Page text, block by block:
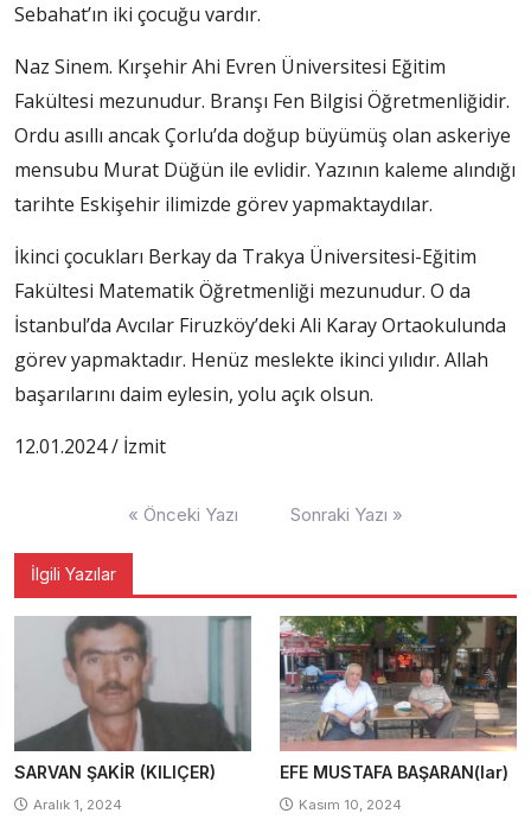
Sebahat’ın iki çocuğu vardır.
Naz Sinem. Kırşehir Ahi Evren Üniversitesi Eğitim
Fakültesi mezunudur. Branşı Fen Bilgisi Öğretmenliğidir.
Ordu asıllı ancak Çorlu’da doğup büyümüş olan askeriye
mensubu Murat Düğün ile evlidir. Yazının kaleme alındığı
tarihte Eskişehir ilimizde görev yapmaktaydılar.
İkinci çocukları Berkay da Trakya Üniversitesi-Eğitim
Fakültesi Matematik Öğretmenliği mezunudur. O da
İstanbul’da Avcılar Firuzköy’deki Ali Karay Ortaokulunda
görev yapmaktadır. Henüz meslekte ikinci yılıdır. Allah
başarılarını daim eylesin, yolu açık olsun.
12.01.2024 / İzmit
« Önceki Yazı Sonraki Yazı »
İlgili Yazılar
SARVAN ŞAKİR (KILIÇER)
Aralık 1, 2024
EFE MUSTAFA BAŞARAN(lar)
Kasım 10, 2024